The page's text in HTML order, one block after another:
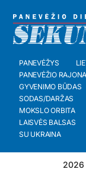
PANEVĖŽYS
PANEVĖŽIO
GYVENIMO BŪDAS
SODAS/DARŽAS
MOKSLO ORBITA
LAISVĖS BALSAS
SU UKRAINA
2026